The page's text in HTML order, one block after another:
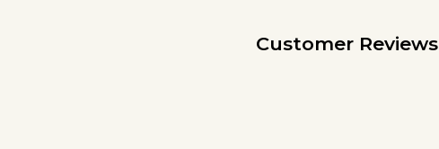
Customer Reviews